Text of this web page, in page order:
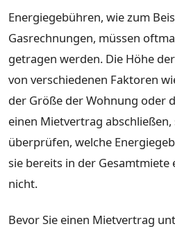
Energiegebühren, wie zum
Gasrechnungen, müssen
getragen werden. Die Höhe
von verschiedenen Faktoren
der Größe der Wohnung oder
einen Mietvertrag
überprüfen, welche
sie bereits in der
nicht.
Bevor Sie einen Mietvertrag